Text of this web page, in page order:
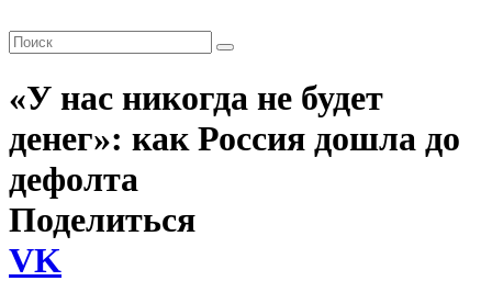
«У нас никогда не будет
денег»: как Россия дошла до
дефолта
Поделиться
VK